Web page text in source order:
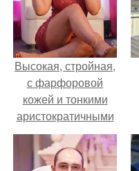
Высокая, стройная,
с фарфоровой
кожей и тонкими
аристократичными
чертами, эль
выглядит так, будто
сошла с полотна